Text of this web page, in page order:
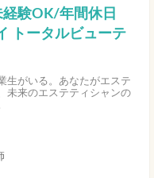
験OK/年間休日
トータルビューテ
生がいる。あなたがエステ
未来のエステティシャンの